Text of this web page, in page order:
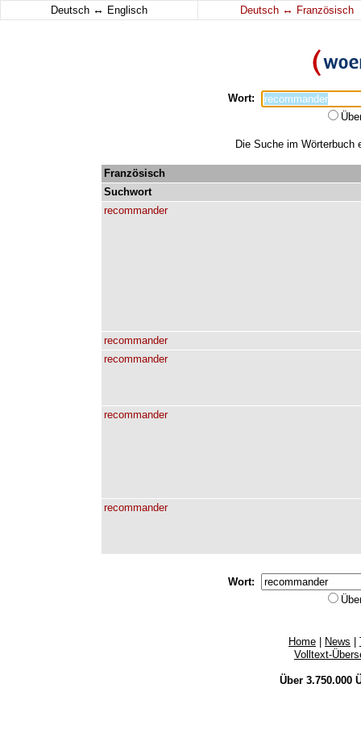
Deutsch ↔ Englisch Deutsch ↔ Französisch
Wort:
Die Suche im Wörterbuch
Französisch
Suchwort
recommander
recommander
recommander
recommander
recommander
Wort:
Home News
Volltext-
Über 3.750.000